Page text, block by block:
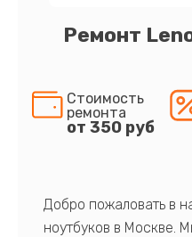
Ремонт
Стоимость
ремонта
от 350 руб
Добро пожаловать в
ноутбуков в Москве.